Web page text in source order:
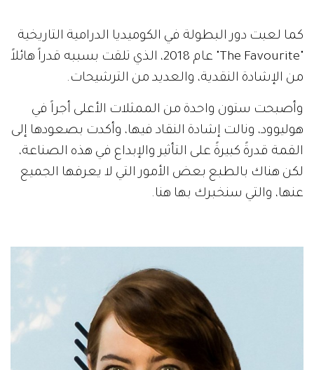
كما لعبت دور البطولة في الكوميديا الدرامية التاريخية
"The Favourite" عام 2018، الذي تلقت بسببه قدراً هائلاً
من الإشادة النقدية، والعديد من الترشيحات.
وأصبحت ستون واحدة من الممثلات الأعلى أجراً في
هوليوود، ونالت إشادة النقاد فيها، وأكدت بصعودها إلى
القمة قدرةً كبيرةً على التأثير والإبداع في هذه الصناعة،
لكن هناك بالطبع بعض الأمور التي لا يعرفها الجميع
عنها، والتي سنخبرك بها هنا.